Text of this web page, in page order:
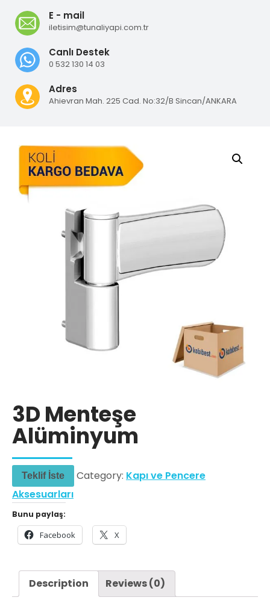
E - mail
iletisim@tunaliyapi.com.tr
Canlı Destek
0 532 130 14 03
Adres
Ahievran Mah. 225 Cad. No:32/B Sincan/ANKARA
3D Menteşe
Alüminyum
Teklif İste Category: Kapı ve Pencere
Aksesuarları
Bunu paylaş:
Facebook X
Description Reviews (0)